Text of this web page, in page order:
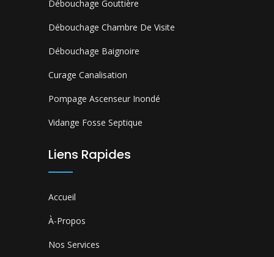
Débouchage Gouttière
Débouchage Chambre De Visite
Débouchage Baignoire
Curage Canalisation
Pompage Ascenseur Inondé
Vidange Fosse Septique
Liens Rapides
Accueil
À-Propos
Nos Services